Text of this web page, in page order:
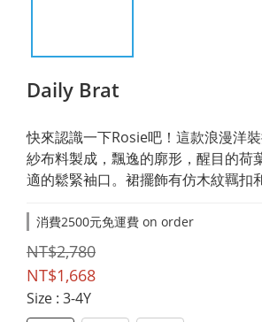
Daily Brat
快來認識一下Rosie吧！這款浪漫洋
紗布料製成，飄逸的廓形，醒目的荷
適的鬆緊袖口。裙擺飾有仿木紋羈扣
消費2500元免運費 on order
NT$2,780
NT$1,668
Size : 3-4Y